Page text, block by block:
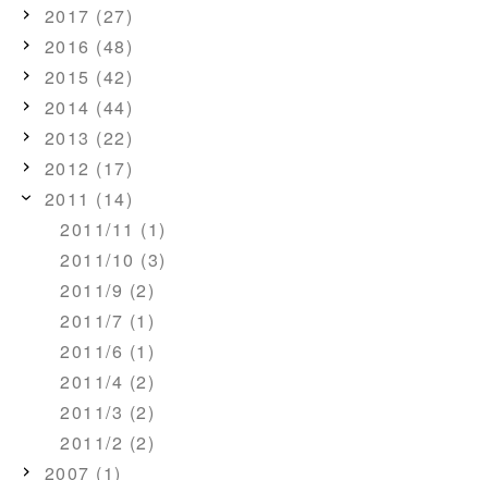
2017 (27)
2016 (48)
2015 (42)
2014 (44)
2013 (22)
2012 (17)
2011 (14)
2011/11 (1)
2011/10 (3)
2011/9 (2)
2011/7 (1)
2011/6 (1)
2011/4 (2)
2011/3 (2)
2011/2 (2)
2007 (1)